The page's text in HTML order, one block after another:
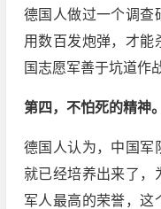
德国人做过一个调查
用数百发炮弹，才能
国志愿军善于坑道作
第四，不怕死的精神。
德国人认为，中国军
就已经培养出来了，
军人最高的荣誉，这